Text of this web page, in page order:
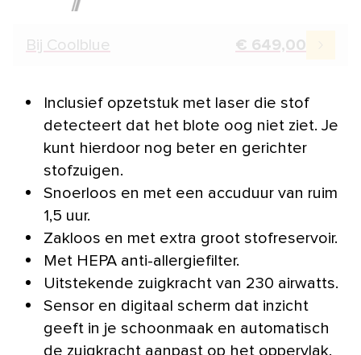
Bij Coolblue € 649,00
Inclusief opzetstuk met laser die stof
detecteert dat het blote oog niet ziet. Je
kunt hierdoor nog beter en gerichter
stofzuigen.
Snoerloos en met een accuduur van ruim
1,5 uur.
Zakloos en met extra groot stofreservoir.
Met HEPA anti-allergiefilter.
Uitstekende zuigkracht van 230 airwatts.
Sensor en digitaal scherm dat inzicht
geeft in je schoonmaak en automatisch
de zuigkracht aanpast op het oppervlak.